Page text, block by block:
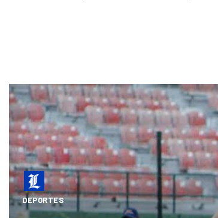
DEPORTES